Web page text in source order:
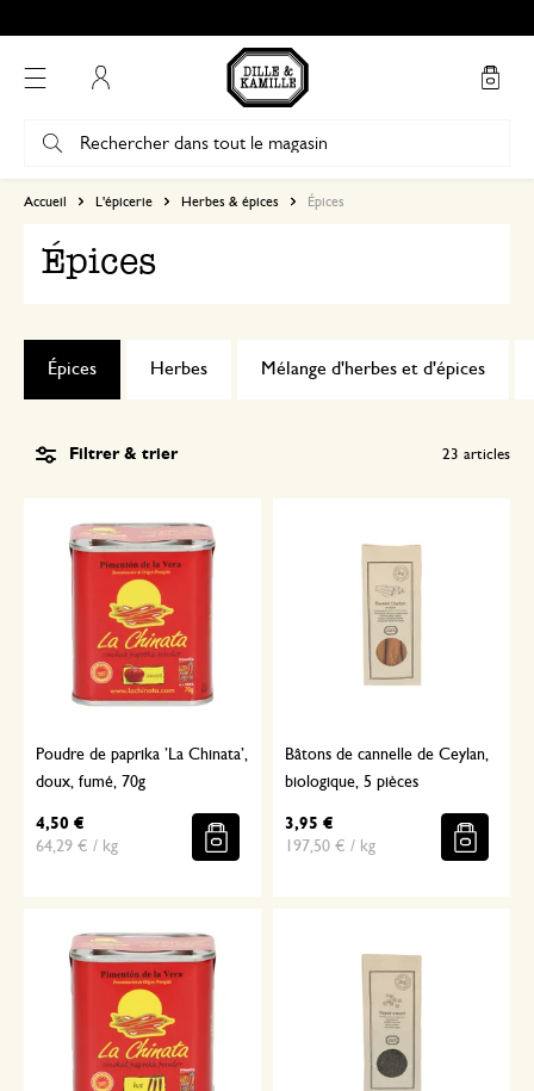
Accueil L'épicerie Herbes & épices Épices
Épices
Herbes Mélange d'herbes et d'épices
Épices
Filtrer & trier 23 articles
Poudre de paprika ’La Chinata’,
doux, fumé, 70g
4,50 €
64,29 € / kg
Bâtons de cannelle de Ceylan,
biologique, 5 pièces
3,95 €
197,50 € / kg